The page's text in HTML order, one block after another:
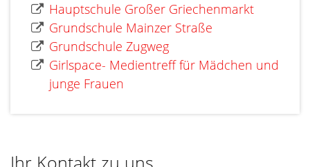
Hauptschule Großer Griechenmarkt
Grundschule Mainzer Straße
Grundschule Zugweg
Girlspace- Medientreff für Mädchen und
junge Frauen
Ihr Kontakt zu uns